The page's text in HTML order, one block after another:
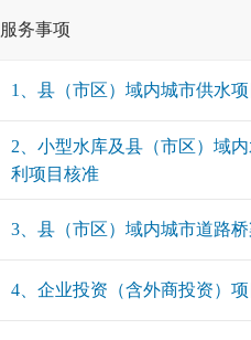
服务事项
1、县（市区）域内城市供水
2、小型水库及县（市区）域
利项目核准
3、县（市区）域内城市道路
4、企业投资（含外商投资）